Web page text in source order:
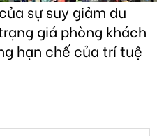
sự suy giảm du
giá phòng khách
hạn chế của trí tuệ